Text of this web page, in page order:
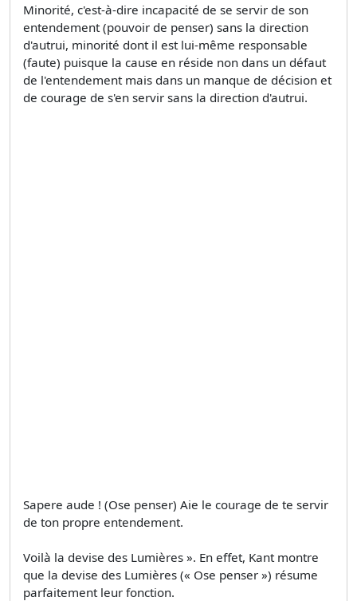
Minorité, c'est-à-dire incapacité de se servir de son
entendement (pouvoir de penser) sans la direction
d'autrui, minorité dont il est lui-même responsable
(faute) puisque la cause en réside non dans un défaut
de l'entendement mais dans un manque de décision et
de courage de s'en servir sans la direction d'autrui.
Sapere aude ! (Ose penser) Aie le courage de te servir
de ton propre entendement.
Voilà la devise des Lumières ». En effet, Kant montre
que la devise des Lumières (« Ose penser ») résume
parfaitement leur fonction.